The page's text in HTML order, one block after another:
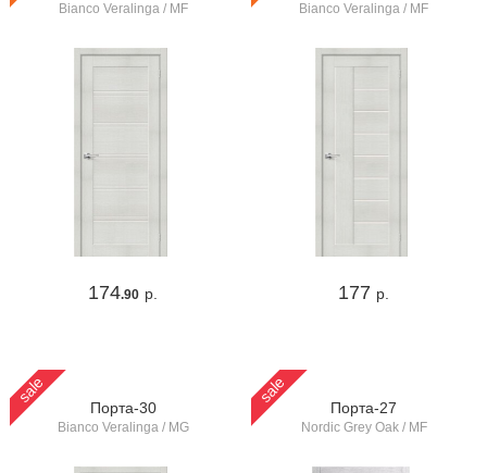
Bianco Veralinga / MF
174.90 р.
Bianco Veralinga / MF
177 р.
sale
Порта-30
Bianco Veralinga / MG
sale
Порта-27
Nordic Grey Oak / MF